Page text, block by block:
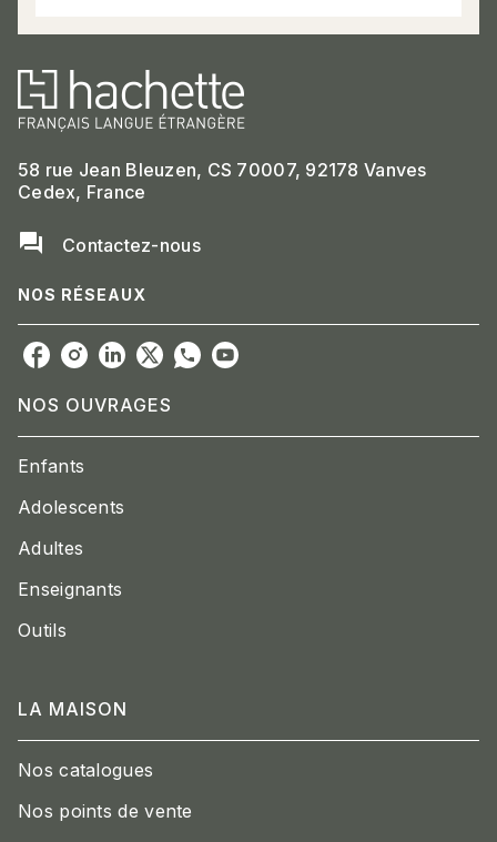
58 rue Jean Bleuzen, CS 70007, 92178 Vanves
Cedex, France
question_answer Contactez-nous
NOS RÉSEAUX
NOS OUVRAGES
Enfants
Adolescents
Adultes
Enseignants
Outils
LA MAISON
Nos catalogues
Nos points de vente